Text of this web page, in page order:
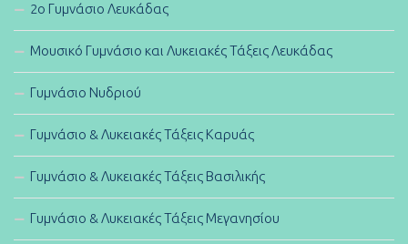
2ο Γυμνάσιο Λευκάδας
Μουσικό Γυμνάσιο και Λυκειακές Τάξεις Λευκάδας
Γυμνάσιο Νυδριού
Γυμνάσιο & Λυκειακές Τάξεις Καρυάς
Γυμνάσιο & Λυκειακές Τάξεις Βασιλικής
Γυμνάσιο & Λυκειακές Τάξεις Μεγανησίου